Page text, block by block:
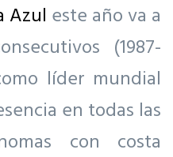
Azul este año va a
(1987-
líder mundial
en todas las
con costa